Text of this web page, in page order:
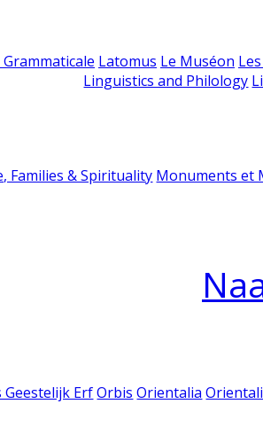
Latomus Le Muséon
Linguistics and Philology
Families & Spirituality Monuments et
Geestelijk Erf Orbis Orientalia